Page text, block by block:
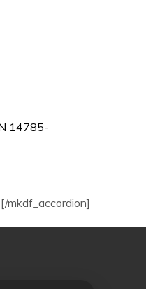
14785-
mkdf_accordion]